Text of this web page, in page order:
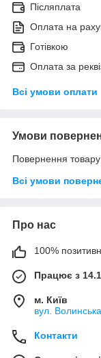
Післяплата
Оплата на
Готівкою
Оплата за
Всі умови оплати
Умови
Повернення
Всі умови
Про нас
100%
Працює з
м. Київ
вул.
Контакти